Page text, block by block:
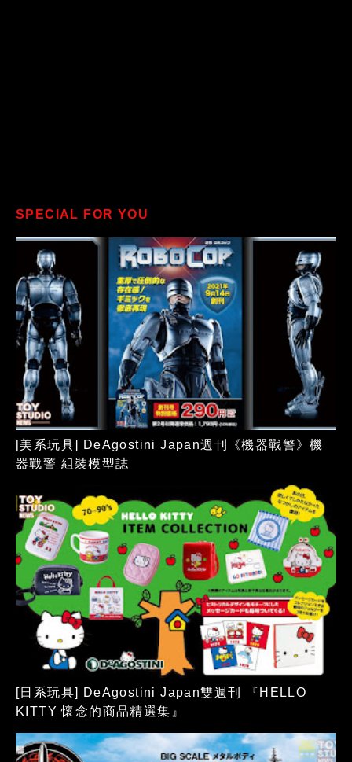
SPECIAL FOR YOU
[美系玩具] DeAgostini Japan週刊《機器戰警》機
器戰警 組裝模型誌
[日系玩具] DeAgostini Japan雙週刊 『HELLO
KITTY 懷念的商品精選集』